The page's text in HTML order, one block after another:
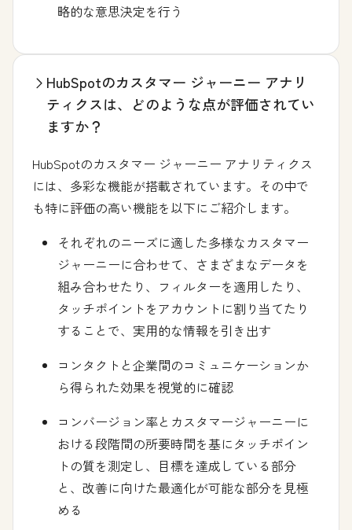
略的な意思決定を行う
HubSpotのカスタマー ジャーニー アナリ
ティクスは、どのような点が評価されてい
ますか？
HubSpotのカスタマー ジャーニー アナリティクス
には、多彩な機能が搭載されています。その中で
も特に評価の高い機能を以下にご紹介します。
それぞれのニーズに適した多様なカスタマー
ジャーニーに合わせて、さまざまなデータを
組み合わせたり、フィルターを適用したり、
タッチポイントをアカウントに割り当てたり
することで、実用的な情報を引き出す
コンタクトと企業間のコミュニケーションか
ら得られた効果を視覚的に確認
コンバージョン率とカスタマージャーニーに
おける段階間の所要時間を基にタッチポイン
トの質を測定し、目標を達成している部分
と、改善に向けた最適化が可能な部分を見極
める